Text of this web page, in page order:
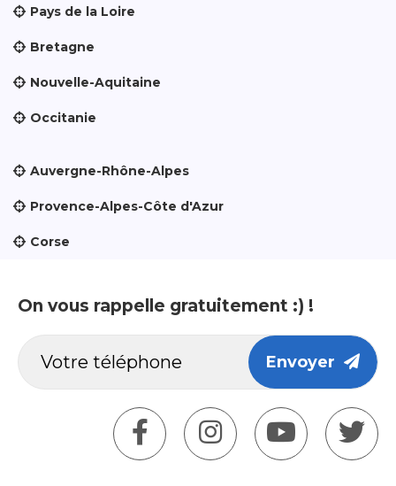
Pays de la Loire
Bretagne
Nouvelle-Aquitaine
Occitanie
Auvergne-Rhône-Alpes
Provence-Alpes-Côte d'Azur
Corse
On vous rappelle gratuitement :) !
Envoyer